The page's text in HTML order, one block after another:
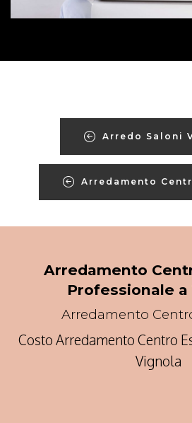
Arredo Saloni
Arredamento
Arredamento
Professionale a
Arredamento
Costo Arredamento Centro
Vignola